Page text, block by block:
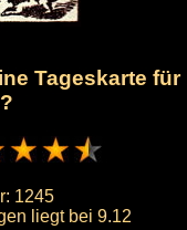
Tageskarte für
1245
liegt bei 9.12